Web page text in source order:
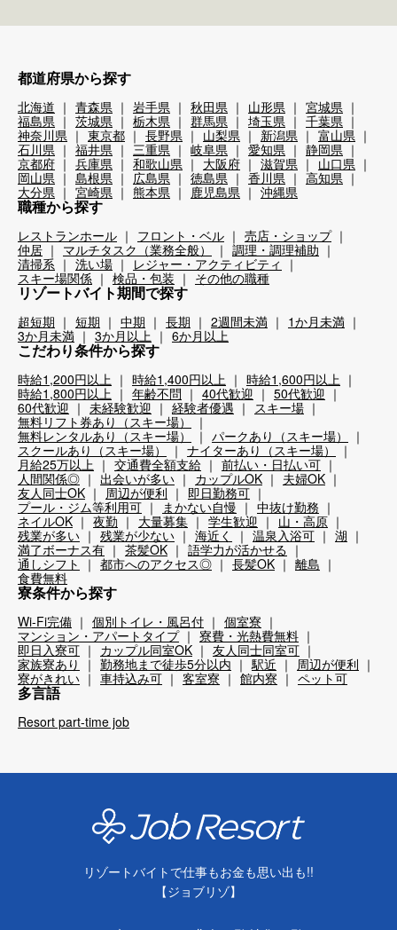
都道府県から探す
北海道 青森県 岩手県 秋田県 山形県
宮城県
福島県
茨城県 栃木県 群馬県 埼玉県
千葉県
神奈川県
東京都 長野県 山梨県 新潟県
富山県
石川県
福井県 三重県 岐阜県 愛知県
静岡県
京都府
兵庫県 和歌山県 大阪府 滋賀県
山口県
岡山県
島根県 広島県 徳島県 香川県
高知県
大分県
宮崎県 熊本県 鹿児島県 沖縄県
職種から探す
レストランホール フロント・ベル
売店・ショップ
仲居
マルチタスク（業務全般）
調理・調理補助
清掃系
洗い場
レジャー・アクティビティ
スキー場関係
検品・包装 その他の職種
リゾートバイト期間で探す
超短期 短期 中期 長期 2週間未満
1か月未満
3か月未満
3か月以上 6か月以上
こだわり条件から探す
時給1,200円以上 時給1,400円以上
時給1,600円以上
時給1,800円以上
年齢不問 40代歓迎
50代歓迎
60代歓迎
未経験歓迎 経験者優遇
スキー場
無料リフト券あり（スキー場）
無料レンタルあり（スキー場）
パークあり（スキー場）
スクールあり（スキー場）
ナイターあり（スキー場）
月給25万以上
交通費全額支給
前払い・日払い可
人間関係◎
出会いが多い カップルOK
夫婦OK
友人同士OK
周辺が便利
即日勤務可
プール・ジム等利用可
まかない自慢
中抜け勤務
ネイルOK
夜勤 大量募集 学生歓迎
山・高原
残業が多い
残業が少ない 海近く 温泉入浴可
湖
満了ボーナス有
茶髪OK
語学力が活かせる
通しシフト
都市へのアクセス◎ 長髪OK
離島
食費無料
寮条件から探す
Wi-Fi完備 個別トイレ・風呂付
個室寮
マンション・アパートタイプ
寮費・光熱費無料
即日入寮可
カップル同室OK
友人同士同室可
家族寮あり
勤務地まで徒歩5分以内 駅近
周辺が便利
寮がきれい
車持込み可 客室寮 館内寮 ペット可
多言語
Resort part-time job
リゾートバイトで仕事もお金も思い出も!!
【ジョブリゾ】